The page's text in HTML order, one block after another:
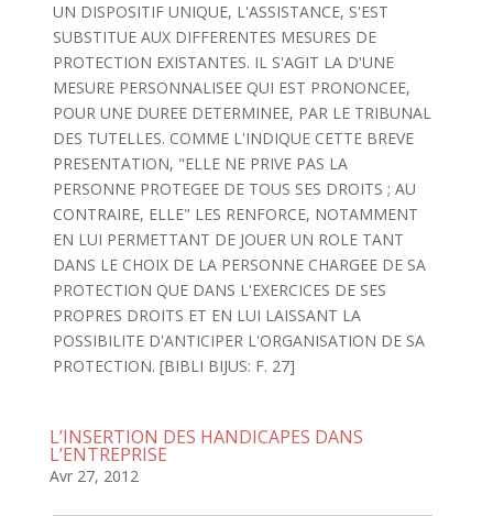
UN DISPOSITIF UNIQUE, L'ASSISTANCE, S'EST
SUBSTITUE AUX DIFFERENTES MESURES DE
PROTECTION EXISTANTES. IL S'AGIT LA D'UNE
MESURE PERSONNALISEE QUI EST PRONONCEE,
POUR UNE DUREE DETERMINEE, PAR LE TRIBUNAL
DES TUTELLES. COMME L'INDIQUE CETTE BREVE
PRESENTATION, "ELLE NE PRIVE PAS LA
PERSONNE PROTEGEE DE TOUS SES DROITS ; AU
CONTRAIRE, ELLE" LES RENFORCE, NOTAMMENT
EN LUI PERMETTANT DE JOUER UN ROLE TANT
DANS LE CHOIX DE LA PERSONNE CHARGEE DE SA
PROTECTION QUE DANS L'EXERCICES DE SES
PROPRES DROITS ET EN LUI LAISSANT LA
POSSIBILITE D'ANTICIPER L'ORGANISATION DE SA
PROTECTION. [BIBLI BIJUS: F. 27]
L’INSERTION DES HANDICAPES DANS
L’ENTREPRISE
Avr 27, 2012